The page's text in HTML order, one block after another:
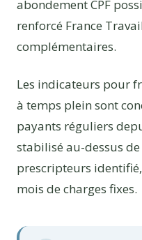
abondement CPF
renforcé France
complémentaires.
Les indicateurs pour
à temps plein sont
payants réguliers
stabilisé au-dessus
prescripteurs
mois de charges fixes.